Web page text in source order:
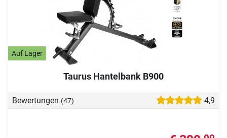
Auf Lager
Taurus Hantelbank B900
Bewertungen (47) 4,9